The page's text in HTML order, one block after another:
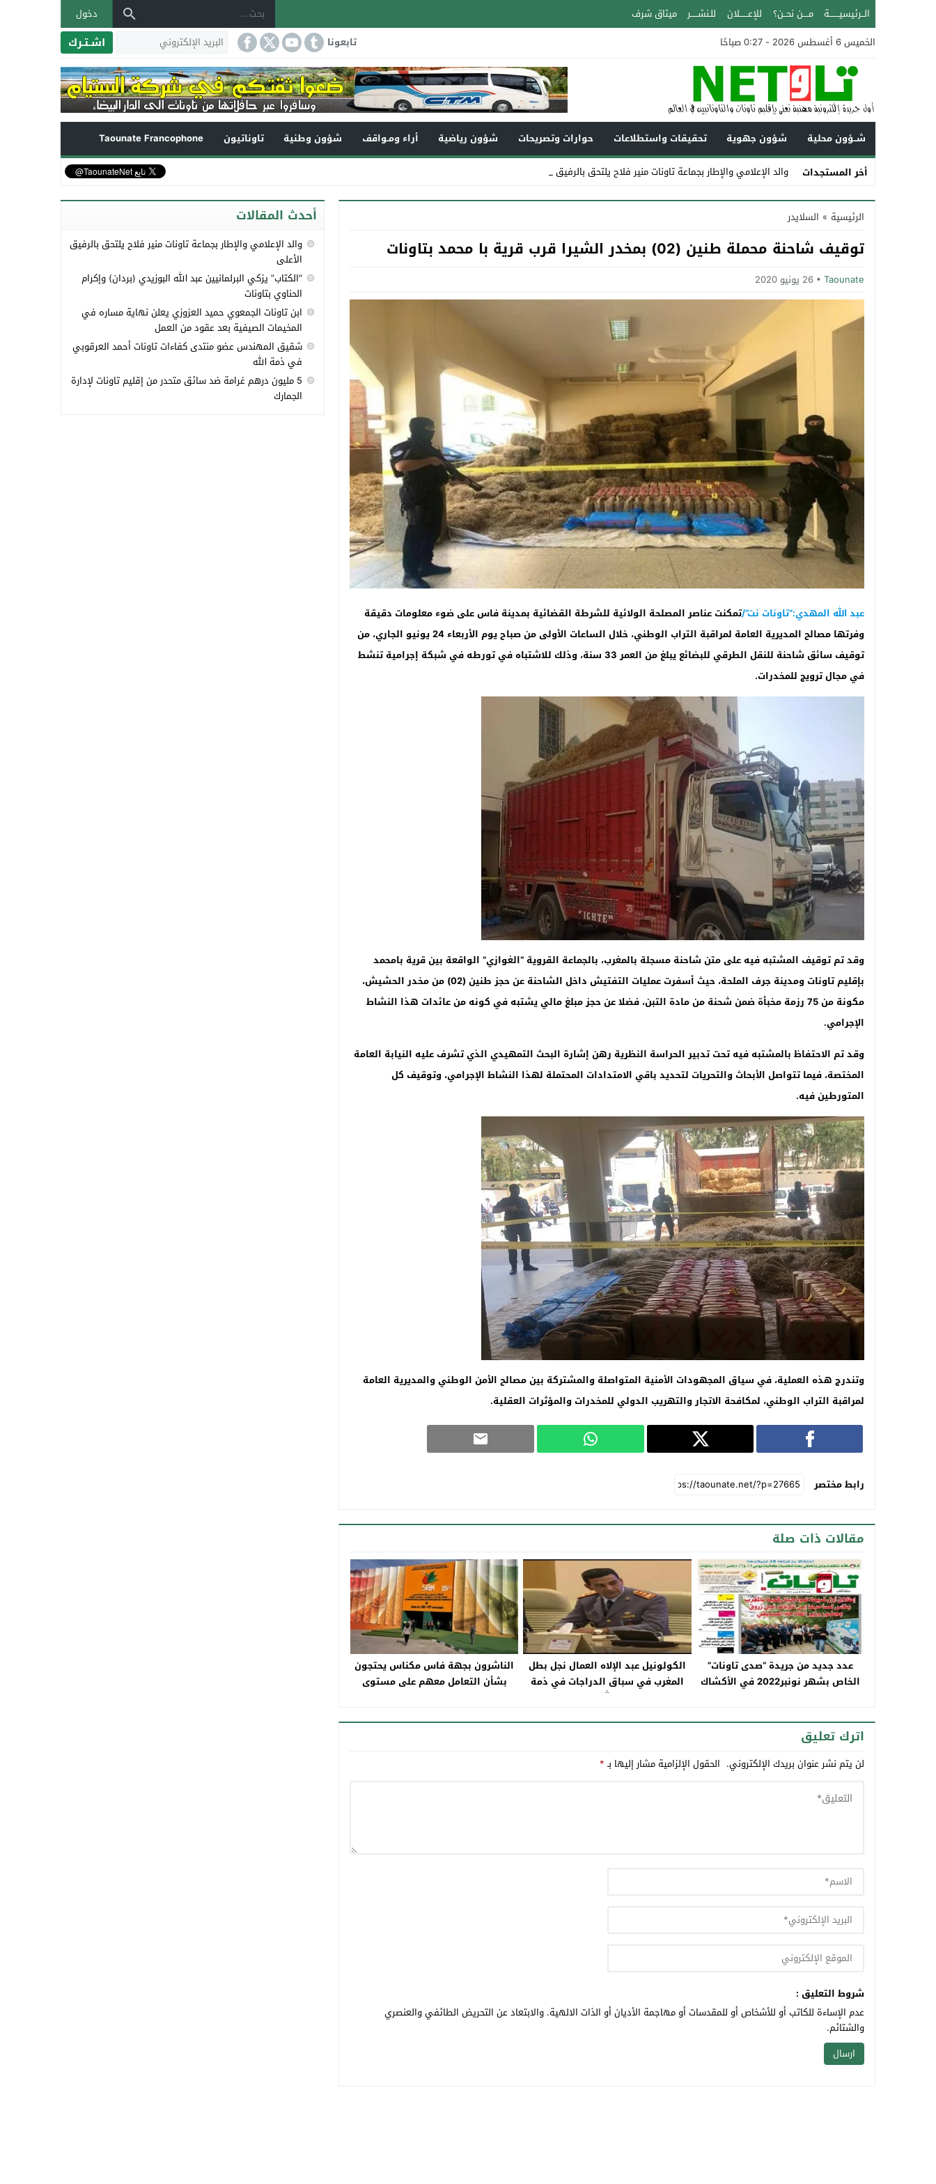
الــرئيسيـــــــة مــــن نحــن؟ للإعــــــلان للـنشـــــر ميثاق شرف
دخول
الخميس 6 أغسطس 2026 - 0:27 صباحًا
تابعونا اشـتـرك
شــؤون محلية شؤون جهوية تحقيقات واستطلاعات حوارات وتصريحات شؤون رياضية أراء ومـواقف شؤون وطنية تاوناتيون
Taounate Francophone
أخر المستجدات
والد الإعلامي والإطار بجماعة تاونات منير فلاح يلتحق بالرفيق الأعلى
Stop
Previous
Next
الرئيسية » السلايدر
توقيف شاحنة محملة طنين (02) بمخدر الشيرا قرب قرية با محمد بتاونات
Taounate 26 يونيو 2020
عبد الله المهدي:”تاونات نت”/تمكنت عناصر المصلحة الولائية للشرطة القضائية بمدينة فاس على ضوء معلومات دقيقة
وفرتها مصالح المديرية العامة لمراقبة التراب الوطني، خلال الساعات الأولى من صباح يوم الأربعاء 24 يونيو الجاري، من
توقيف سائق شاحنة للنقل الطرقي للبضائع يبلغ من العمر 33 سنة، وذلك للاشتباه في تورطه في شبكة إجرامية تنشط
في مجال ترويج للمخدرات.
وقد تم توقيف المشتبه فيه على متن شاحنة مسجلة بالمغرب، بالجماعة القروية “الغوازي” الواقعة بين قرية بامحمد
بإقليم تاونات ومدينة جرف الملحة، حيث أسفرت عمليات التفتيش داخل الشاحنة عن حجز طنين (02) من مخدر الحشيش،
مكونة من 75 رزمة مخبأة ضمن شحنة من مادة التبن، فضلا عن حجز مبلغ مالي يشتبه في كونه من عائدات هذا النشاط
الإجرامي.
وقد تم الاحتفاظ بالمشتبه فيه تحت تدبير الحراسة النظرية رهن إشارة البحث التمهيدي الذي تشرف عليه النيابة العامة
المختصة، فيما تتواصل الأبحاث والتحريات لتحديد باقي الامتدادات المحتملة لهذا النشاط الإجرامي، وتوقيف كل
المتورطين فيه.
وتندرج هذه العملية، في سياق المجهودات الأمنية المتواصلة والمشتركة بين مصالح الأمن الوطني والمديرية العامة
لمراقبة التراب الوطني، لمكافحة الاتجار والتهريب الدولي للمخدرات والمؤثرات العقلية.
رابط مختصر
مقالات ذات صلة
عدد جديد من جريدة “صدى تاونات”
الخاص بشهر نونبر2022 في الأكشاك
الكولونيل عبد الإلاه العمال نجل بطل
المغرب في سباق الدراجات في ذمة
الله
الناشرون بجهة فاس مكناس يحتجون
بشأن التعامل معهم على مستوى
اترك تعليق
لن يتم نشر عنوان بريدك الإلكتروني. الحقول الإلزامية مشار إليها بـ*
شروط التعليق :
عدم الإساءة للكاتب أو للأشخاص أو للمقدسات أو مهاجمة الأديان أو الذات الالهية. والابتعاد عن التحريض الطائفي والعنصري
والشتائم.
أحدث المقالات
والد الإعلامي والإطار بجماعة تاونات منير فلاح يلتحق بالرفيق
الأعلى
“الكتاب” يزكي البرلمانيين عبد الله البوزيدي (بردان) وإكرام
الحناوي بتاونات
ابن تاونات الجمعوي حميد العزوزي يعلن نهاية مساره في
المخيمات الصيفية بعد عقود من العمل
شقيق المهندس عضو منتدى كفاءات تاونات أحمد العرقوبي
في ذمة الله
5 مليون درهم غرامة ضد سائق متحدر من إقليم تاونات لإدارة
الجمارك